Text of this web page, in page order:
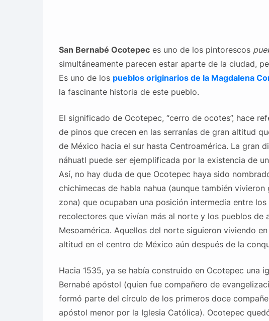
San Bernabé Ocotepeces uno de los pintorescos
simultáneamente parecen estar aparte de la ciudad,
Es uno de los pueblos originarios de la Magdalena
la fascinante historia de este pueblo.
El significado de Ocotepec, “cerro de ocotes”, hace
de pinos que crecen en las serranías de gran altitud
de México hacia el sur hasta Centroamérica. La gran
náhuatl puede ser ejemplificada por la existencia de
Así, no hay duda de que Ocotepec haya sido
chichimecas de habla nahua (aunque también
zona) que ocupaban una posición intermedia entre
recolectores que vivían más al norte y los pueblos de
Mesoamérica. Aquellos del norte siguieron viviendo
altitud en el centro de México aún después de la
Hacia 1535, ya se había construido en Ocotepec una
Bernabé apóstol (quien fue compañero de
formó parte del círculo de los primeros doce
apóstol menor por la Iglesia Católica). Ocotepec